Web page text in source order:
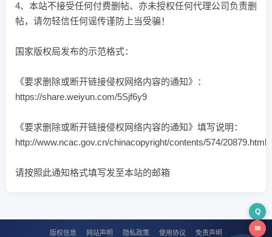
4、本站不接受任何付费删帖、亦未授权任何代理公司负责删
帖，请勿轻信任何谣传谨防上当受骗！
国家版权局发布的示范格式：
《要求删除或断开链接侵权网络内容的通知》：
https://share.weiyun.com/5Sjf6y9
《要求删除或断开链接侵权网络内容的通知》填写说明：
http://www.ncac.gov.cn/chinacopyright/contents/574/20879.html
请按照此通知格式填写发至本站的邮箱
Q
✉
版权信息 网站声明 隐私政策 使用协议 免责声明